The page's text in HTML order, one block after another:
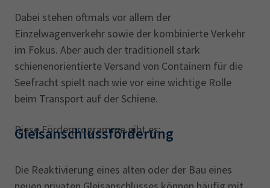
Dabei stehen oftmals vor allem der
Einzelwagenverkehr sowie der kombinierte Verkehr
im Fokus. Aber auch der traditionell stark
schienenorientierte Versand von Containern für die
Seefracht spielt nach wie vor eine wichtige Rolle
beim Transport auf der Schiene.
Diese Förderprogramme gibt es:
Gleisanschlussförderung
Die Reaktivierung eines alten oder der Bau eines